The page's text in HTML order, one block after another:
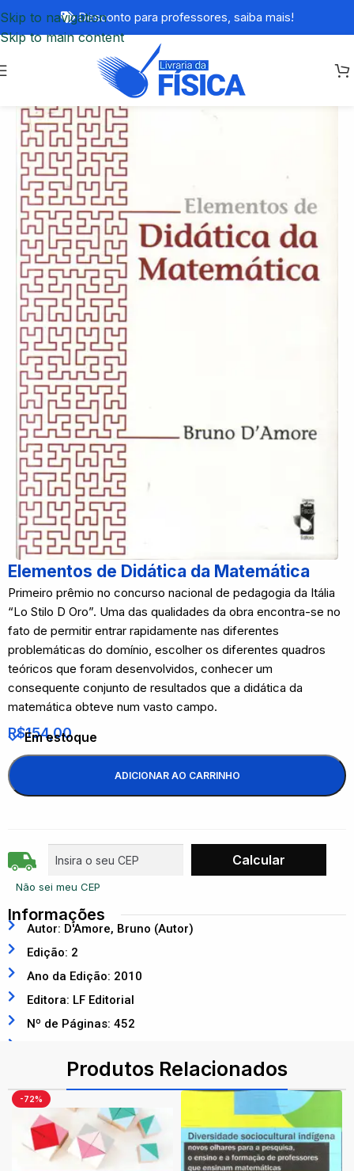
Skip to navigation
Skip to main content
Desconto para professores, saiba mais!
Elementos de Didática da Matemática
Primeiro prêmio no concurso nacional de pedagogia da Itália
“Lo Stilo D Oro”. Uma das qualidades da obra encontra-se no
fato de permitir entrar rapidamente nas diferentes
problemáticas do domínio, escolher os diferentes quadros
teóricos que foram desenvolvidos, conhecer um
consequente conjunto de resultados que a didática da
matemática obteve num vasto campo.
R$154,00
Em estoque
ADICIONAR AO CARRINHO
Não sei meu CEP
Informações
Autor: D'Amore, Bruno (Autor)
Edição: 2
Ano da Edição: 2010
Editora: LF Editorial
Nº de Páginas: 452
Produtos Relacionados
-72%